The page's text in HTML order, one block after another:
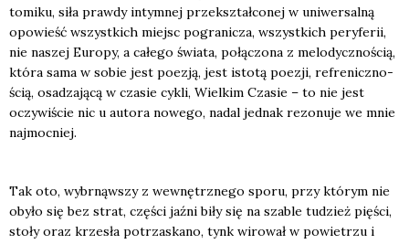
tomi­ku, siła praw­dy intym­nej prze­kształ­co­nej w uni­wer­sal­ną
opo­wieść wszyst­kich miejsc pogra­ni­cza, wszyst­kich pery­fe­rii,
nie naszej Euro­py, a całe­go świa­ta, połą­czo­na z melo­dycz­no­ścią,
któ­ra sama w sobie jest poezją, jest isto­tą poezji, refre­nicz­no­
ścią, osa­dza­ją­cą w cza­sie cykli, Wiel­kim Cza­sie – to nie jest
oczy­wi­ście nic u auto­ra nowe­go, nadal jed­nak rezo­nu­je we mnie
naj­moc­niej.
Tak oto, wybrnąw­szy z wewnętrz­ne­go spo­ru, przy któ­rym nie
oby­ło się bez strat, czę­ści jaź­ni biły się na sza­ble tudzież pię­ści,
sto­ły oraz krze­sła potrza­ska­no, tynk wiro­wał w powie­trzu i